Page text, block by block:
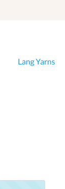
Lang Yarns